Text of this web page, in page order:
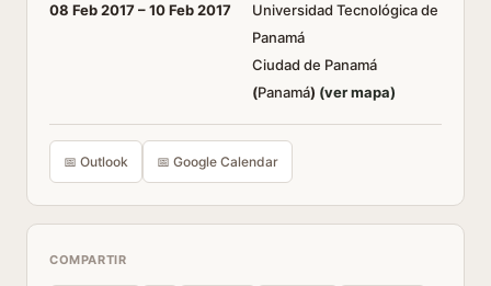
08 Feb 2017 –10 Feb 2017
Universidad Tecnológica de
Panamá
Ciudad de Panamá
(Panamá) (ver mapa)
📅 Outlook 📅 Google Calendar
COMPARTIR